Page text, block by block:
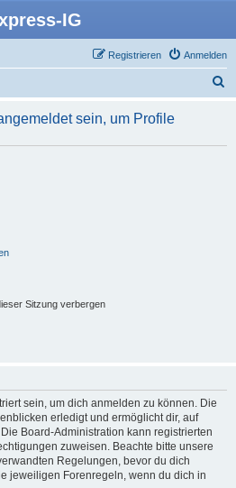
IG
Anmelden
Registrieren
h
sein, um Profile
Sitzung verbergen
sein, um dich anmelden zu können. Die
erledigt und ermöglicht dir, auf
Board-Administration kann registrierten
zuweisen. Beachte bitte unsere
Regelungen, bevor du dich
jeweiligen Forenregeln, wenn du dich in